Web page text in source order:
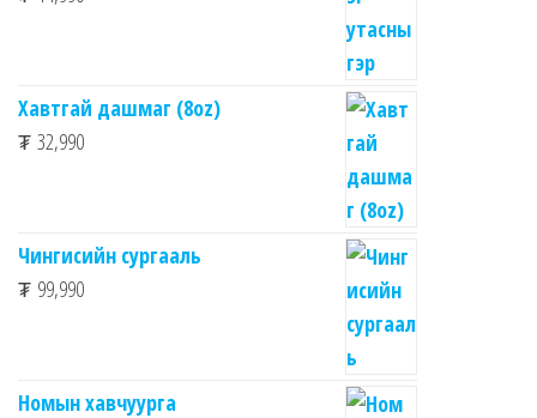
Хавтгай дашмаг (8oz)
₮ 32,990
Чингисийн сургааль
₮ 99,990
Номын хавчуурга